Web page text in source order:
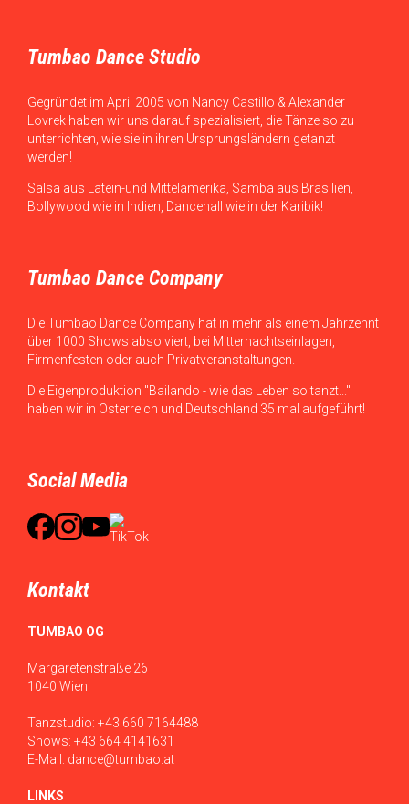
Tumbao Dance Studio
Gegründet im April 2005 von Nancy Castillo & Alexander
Lovrek haben wir uns darauf spezialisiert, die Tänze so zu
unterrichten, wie sie in ihren Ursprungsländern getanzt
werden!
Salsa aus Latein-und Mittelamerika, Samba aus Brasilien,
Bollywood wie in Indien, Dancehall wie in der Karibik!
Tumbao Dance Company
Die Tumbao Dance Company hat in mehr als einem Jahrzehnt
über 1000 Shows absolviert, bei Mitternachtseinlagen,
Firmenfesten oder auch Privatveranstaltungen.
Die Eigenproduktion "Bailando - wie das Leben so tanzt..."
haben wir in Österreich und Deutschland 35 mal aufgeführt!
Social Media
Kontakt
TUMBAO OG
Margaretenstraße 26
1040 Wien
Tanzstudio: +43 660 7164488
Shows: +43 664 4141631
E-Mail: dance@tumbao.at
LINKS